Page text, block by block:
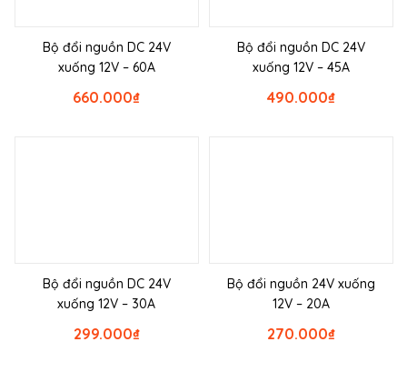
Bộ đổi nguồn DC 24V
xuống 12V – 60A
₫
660.000
Bộ đổi nguồn DC 24V
xuống 12V – 45A
₫
490.000
Bộ đổi nguồn DC 24V
xuống 12V – 30A
₫
299.000
Bộ đổi nguồn 24V xuống
12V – 20A
₫
270.000